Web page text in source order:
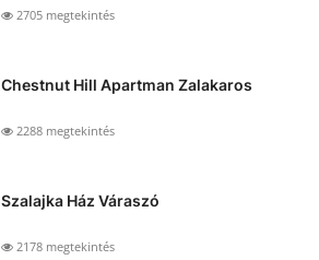
2705 megtekintés
Chestnut Hill Apartman Zalakaros
2288 megtekintés
Szalajka Ház Váraszó
2178 megtekintés